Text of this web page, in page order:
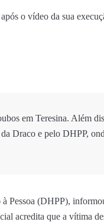
o vídeo da sua
em Teresina. Além
Draco e pelo DHPP,
Pessoa (DHPP),
acredita que a vítima